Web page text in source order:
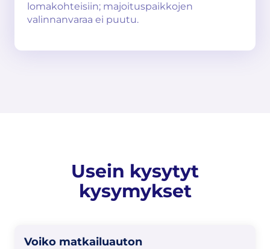
lomakohteisiin; majoituspaikkojen
valinnanvaraa ei puutu.
Usein kysytyt
kysymykset
Voiko matkailuauton